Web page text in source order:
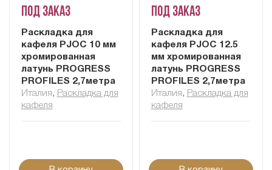
Под заказ
Раскладка для
кафеля PJOC 10 мм
хромированная
латунь PROGRESS
PROFILES 2,7метра
Италия , Раскладка для
кафеля
Под заказ
Раскладка для
кафеля PJOC 12.5
мм хромированная
латунь PROGRESS
PROFILES 2,7метра
Италия , Раскладка для
кафеля